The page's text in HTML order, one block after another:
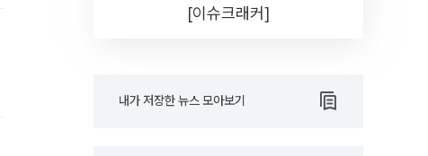
[이슈크래커]
내가 저장한 뉴스 모아보기